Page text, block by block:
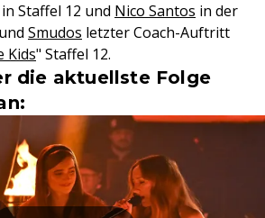
Staffel 12 und Nico Santos in der
Smudos letzter Coach-Auftritt
Kids" Staffel 12.
die aktuellste Folge